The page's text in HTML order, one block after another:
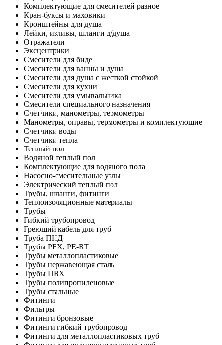
Комплектующие для смесителей разное
Кран-буксы и маховики
Кронштейны для душа
Лейки, изливы, шланги д/душа
Отражатели
Эксцентрики
Смесители для биде
Смесители для ванны и душа
Смесители для душа с жесткой стойкой
Смесители для кухни
Смесители для умывальника
Смесители специального назначения
Счетчики, манометры, термометры
Манометры, оправы, термометры и комплектующие
Счетчики воды
Счетчики тепла
Теплый пол
Водяной теплый пол
Комплектующие для водяного пола
Насосно-смесительные узлы
Электрический теплый пол
Трубы, шланги, фитинги
Теплоизоляционные материалы
Трубы
Гибкий трубопровод
Греющий кабель для труб
Труба ПНД
Трубы PEX, PE-RT
Трубы металлопластиковые
Трубы нержавеющая сталь
Трубы ПВХ
Трубы полипропиленовые
Трубы стальные
Фитинги
Фильтры
Фитинги бронзовые
Фитинги гибкий трубопровод
Фитинги для металлопластиковых труб